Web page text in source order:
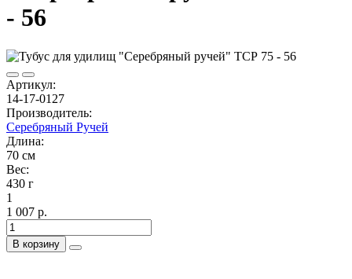
- 56
Артикул:
14-17-0127
Производитель:
Серебряный Ручей
Длина:
70 см
Вес:
430 г
1
1 007 р.
В корзину